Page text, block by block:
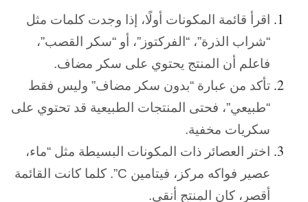
اقرأ قائمة المكونات أولًا، إذا وجدت كلمات مثل
“شراب الذرة”، “الفركتوز”، أو “سكر القصب”،
فاعلم أن المنتج يحتوي على سكر مضاف.
تأكد من عبارة “بدون سكر مضاف” وليس فقط
“طبيعي”، فحتى المنتجات الطبيعية قد تحتوي على
سكريات مخفية.
اختر العصائر ذات المكونات البسيطة مثل “ماء،
عصير فواكه مركز، فيتامين C”. كلما كانت القائمة
أقصر، كان المنتج أنقى.